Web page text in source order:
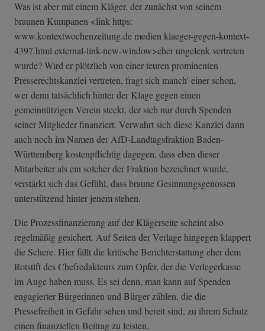
Was ist aber mit einem Kläger, der zunächst von seinem
braunen Kumpanen <link https:
www.kontextwochenzeitung.de medien klaeger-gegen-k­ontext-
4397.htm­l external-link-new-window>eher ungelenk vertreten
wurde? Wird er plötzlich von einer teuren prominenten
Presserechtskanzlei vertreten, fragt sich manch' einer schon,
wer denn tatsächlich hinter der Klage gegen einen
gemeinnützigen Verein steckt, der sich nur durch Spenden
seiner Mitglieder finanziert. Verwahrt sich diese Kanzlei dann
auch noch im Namen der AfD-Landtagsfraktion Baden-
Württemberg kostenpflichtig dagegen, dass eben dieser
Mitarbeiter als ein solcher der Fraktion bezeichnet wurde,
verstärkt sich das Gefühl, dass braune Gesinnungsgenossen
unterstützend hinter jenem stehen.
Die Prozessfinanzierung auf der Klägerseite scheint also
regelmäßig gesichert. Auf Seiten der Verlage hingegen klappert
die Schere. Hier fällt die kritische Berichterstattung eher dem
Rotstift des Chefredakteurs zum Opfer, der die Verlegerkasse
im Auge haben muss. Es sei denn, man kann auf Spenden
engagierter Bürgerinnen und Bürger zählen, die die
Pressefreiheit in Gefahr sehen und bereit sind, zu ihrem Schutz
einen finanziellen Beitrag zu leisten.